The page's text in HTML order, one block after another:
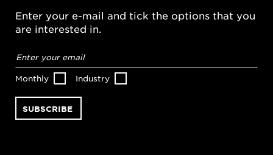
Enter your e-mail and tick the options that you
are interested in.
address*
Monthly Industry